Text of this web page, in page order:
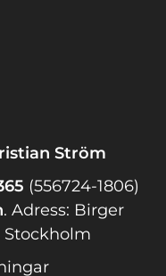
Ström
(556724-1806)
. Adress: Birger
Stockholm